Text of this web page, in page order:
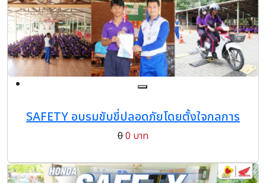
SAFETY อบรมขับขี่ปลอดภัยโดยตั้งใจกลการ
00 บาท